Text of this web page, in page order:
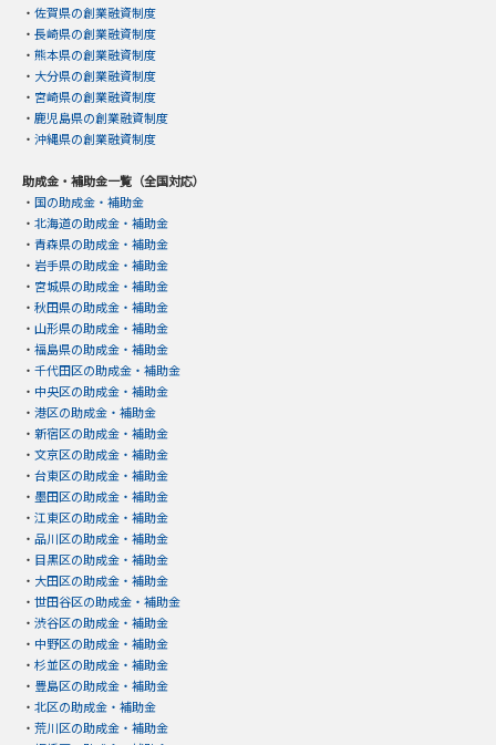
・ 佐賀県の創業融資制度
・ 長崎県の創業融資制度
・ 熊本県の創業融資制度
・ 大分県の創業融資制度
・ 宮崎県の創業融資制度
・ 鹿児島県の創業融資制度
・ 沖縄県の創業融資制度
助成金・補助金一覧（全国対応）
・ 国の助成金・補助金
・ 北海道の助成金・補助金
・ 青森県の助成金・補助金
・ 岩手県の助成金・補助金
・ 宮城県の助成金・補助金
・ 秋田県の助成金・補助金
・ 山形県の助成金・補助金
・ 福島県の助成金・補助金
・ 千代田区の助成金・補助金
・ 中央区の助成金・補助金
・ 港区の助成金・補助金
・ 新宿区の助成金・補助金
・ 文京区の助成金・補助金
・ 台東区の助成金・補助金
・ 墨田区の助成金・補助金
・ 江東区の助成金・補助金
・ 品川区の助成金・補助金
・ 目黒区の助成金・補助金
・ 大田区の助成金・補助金
・ 世田谷区の助成金・補助金
・ 渋谷区の助成金・補助金
・ 中野区の助成金・補助金
・ 杉並区の助成金・補助金
・ 豊島区の助成金・補助金
・ 北区の助成金・補助金
・ 荒川区の助成金・補助金